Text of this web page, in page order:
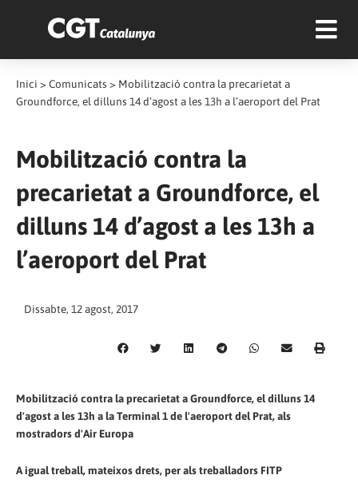
Inici > Comunicats > Mobilització contra la precarietat a
Groundforce, el dilluns 14 d’agost a les 13h a l’aeroport del Prat
Mobilització contra la
precarietat a Groundforce, el
dilluns 14 d’agost a les 13h a
l’aeroport del Prat
Dissabte, 12 agost, 2017
Mobilització contra la precarietat a Groundforce, el dilluns 14
d'agost a les 13h a la Terminal 1 de l'aeroport del Prat, als
mostradors d'Air Europa
A igual treball, mateixos drets, per als treballadors FITP